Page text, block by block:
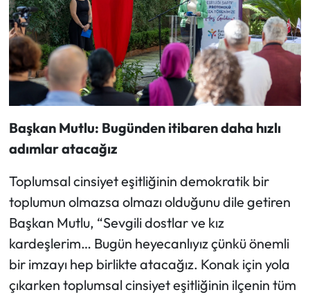
Başkan Mutlu: Bugünden itibaren daha hızlı
adımlar atacağız
Toplumsal cinsiyet eşitliğinin demokratik bir
toplumun olmazsa olmazı olduğunu dile getiren
Başkan Mutlu, “Sevgili dostlar ve kız
kardeşlerim… Bugün heyecanlıyız çünkü önemli
bir imzayı hep birlikte atacağız. Konak için yola
çıkarken toplumsal cinsiyet eşitliğinin ilçenin tüm